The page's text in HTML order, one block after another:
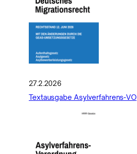
27.2.2026
Textausgabe Asylverfahrens-VO